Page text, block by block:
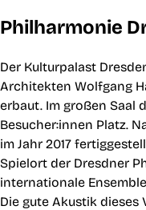
Philharmonie
Der Kulturpalast
Architekten Wolfgang
erbaut. Im großen Saal
Besucher:innen Platz.
im Jahr 2017
Spielort der Dresdner
internationale
Die gute Akustik